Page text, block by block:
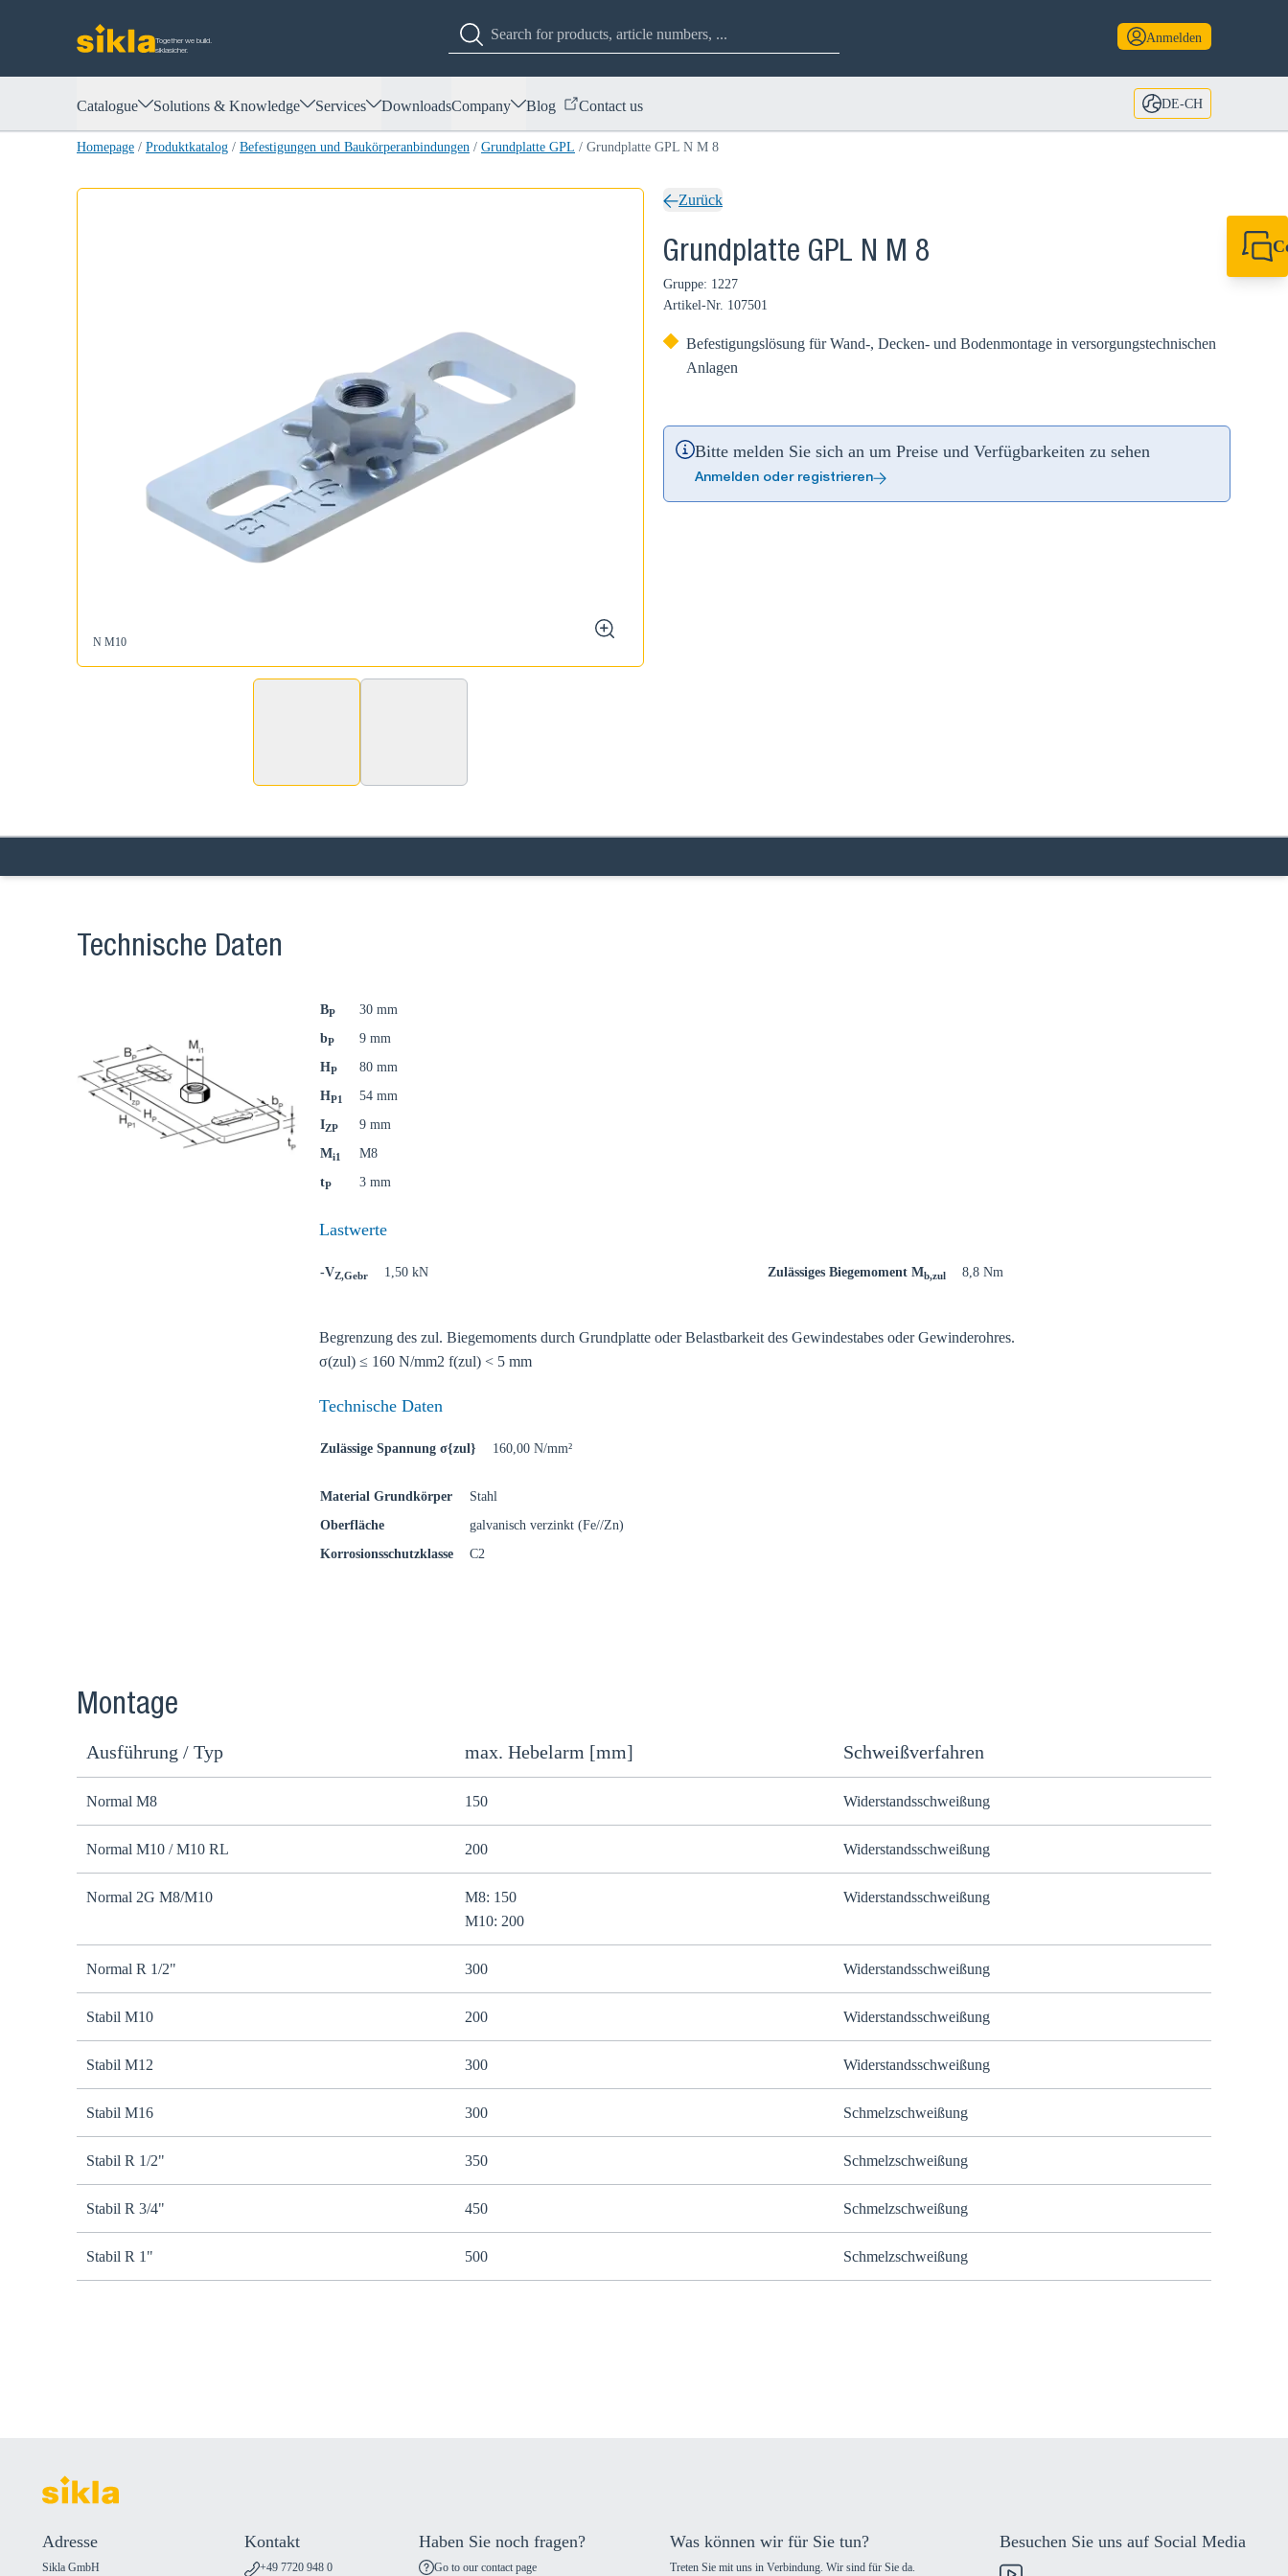
Together we build.
siklasicher.
Anmelden
Catalogue Solutions & Knowledge Services DownloadsCompany Blog Contact us DE-CH
Homepage / Produktkatalog / Befestigungen und Baukörperanbindungen / Grundplatte GPL / Grundplatte GPL N M 8
N M10 zoom
Zurück
Grundplatte GPL N M 8
Gruppe: 1227
Artikel-Nr. 107501
Befestigungslösung für Wand-, Decken- und Bodenmontage in versorgungstechnischen
Anlagen
Bitte melden Sie sich an um Preise und Verfügbarkeiten zu sehen
Anmelden oder registrieren
Technische Daten
BP
30 mm
bP
9 mm
HP
80 mm
HP1
54 mm
IZP
9 mm
Mi1
M8
tP 3 mm
Lastwerte
-VZ,Gebr 1,50 kN Zulässiges Biegemoment Mb,zul 8,8 Nm
Begrenzung des zul. Biegemoments durch Grundplatte oder Belastbarkeit des Gewindestabes oder Gewinderohres.
σ(zul) ≤ 160 N/mm2 f(zul) < 5 mm
Technische Daten
Zulässige Spannung σ{zul} 160,00 N/mm²
Material Grundkörper
Stahl
Oberfläche
galvanisch verzinkt (Fe//Zn)
Korrosionsschutzklasse
C2
Montage
Ausführung / Typ max. Hebelarm [mm] Schweißverfahren
Normal M8 150 Widerstandsschweißung
Normal M10 / M10 RL 200 Widerstandsschweißung
Normal 2G M8/M10
M8: 150
M10: 200
Widerstandsschweißung
Normal R 1/2" 300 Widerstandsschweißung
Stabil M10 200 Widerstandsschweißung
Stabil M12 300 Widerstandsschweißung
Stabil M16 300 Schmelzschweißung
Stabil R 1/2" 350 Schmelzschweißung
Stabil R 3/4" 450 Schmelzschweißung
Stabil R 1" 500 Schmelzschweißung
Adresse
Sikla GmbH
Kontakt
+49 7720 948 0
Haben Sie noch fragen?
Go to our contact page
Was können wir für Sie tun?
Treten Sie mit uns in Verbindung. Wir sind für Sie da.
Besuchen Sie uns auf Social Media
Modal schließen
Verkaufsregion: